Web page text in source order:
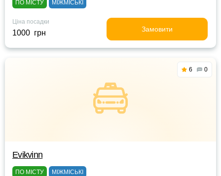
ПО МІСТУ МІЖМІСЬКІ
Ціна посадки
1000 грн Замовити
6 0
Evikvinn
ПО МІСТУ МІЖМІСЬКІ